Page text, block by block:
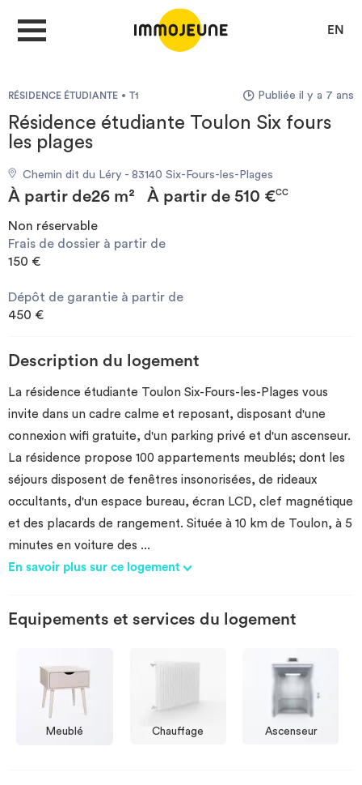
EN
Je cherche un logement
RÉSIDENCE ÉTUDIANTE T1 Publiée il y a 7 ans
Résidence étudiante Toulon Six fours
les plages
Chemin dit du Léry - 83140 Six-Fours-les-Plages
À partir de26 m² À partir de 510 €CC
Non réservable
Frais de dossier à partir de
150 €
Dépôt de garantie à partir de
450 €
Description du logement
La résidence étudiante Toulon Six-Fours-les-Plages vous
invite dans un cadre calme et reposant, disposant d'une
connexion wifi gratuite, d'un parking privé et d'un ascenseur.
La résidence propose 100 appartements meublés; dont les
séjours disposent de fenêtres insonorisées, de rideaux
occultants, d'un espace bureau, écran LCD, clef magnétique
et des placards de rangement. Située à 10 km de Toulon, à 5
minutes en voiture des ...
En savoir plus sur ce logement
Equipements et services du logement
Meublé Chauffage Ascenseur